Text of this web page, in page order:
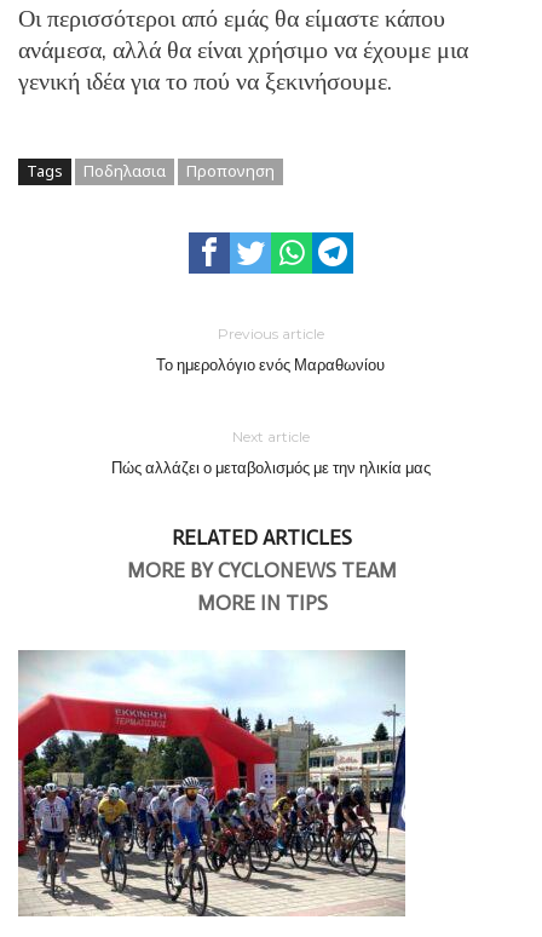
Οι περισσότεροι από εμάς θα είμαστε κάπου
ανάμεσα, αλλά θα είναι χρήσιμο να έχουμε μια
γενική ιδέα για το πού να ξεκινήσουμε.
Tags Ποδηλασια Προπονηση
Previous article
Το ημερολόγιο ενός Μαραθωνίου
Next article
Πώς αλλάζει ο μεταβολισμός με την ηλικία μας
RELATED ARTICLES
MORE BY CYCLONEWS TEAM
MORE IN TIPS